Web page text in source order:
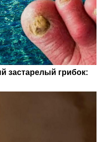
застарелый грибок: